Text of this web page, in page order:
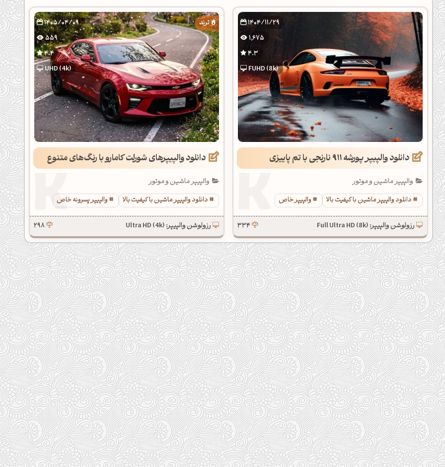
کدهای رنگ
رنگ مکمل
تمام ابزارها
1404/11/29
1,675
4.3
FUHD (8k)
دانلود والپیپر پورشه 911 نارنجی با تم پاییزی
والپیپر ماشین و موتور
دانلود والپیپر ماشین با کیفیت بالا
والپیپر خاص
رزولوشن والپیپر: Full Ultra HD (8k) 334
1405/04/09
559
4.4
UHD (4k)
دانلود والپیپرهای شورلت کامارو با رنگ‌های متنوع
والپیپر ماشین و موتور
دانلود والپیپر ماشین با کیفیت بالا
والپیپر پسرونه خاص
رزولوشن والپیپر: Ultra HD (4k) 298